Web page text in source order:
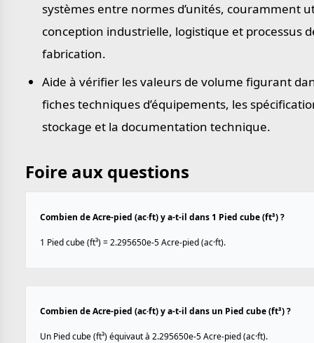
systèmes entre normes d’unités, couramment
conception industrielle, logistique et processus
fabrication.
Aide à vérifier les valeurs de volume figurant
fiches techniques d’équipements, les
stockage et la documentation technique.
Foire aux questions
Combien de Acre-pied (ac·ft) y a-t-il dans 1 Pied cube (ft³) ?
1 Pied cube (ft³) = 2.295650e-5 Acre-pied (ac·ft).
Combien de Acre-pied (ac·ft) y a-t-il dans un Pied cube (ft³) ?
Un Pied cube (ft³) équivaut à 2.295650e-5 Acre-pied (ac·ft).